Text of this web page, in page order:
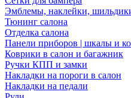
Эмблемы, наклейки,
Тюнинг салона
Отделка салона
Панели приборов | шкалы и
Коврики в салон и багажник
Ручки КПП и замки
Накладки на пороги в салон
Накладки на педали